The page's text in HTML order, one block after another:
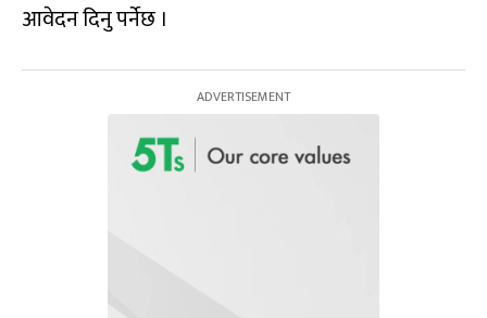
आवेदन दिनु पर्नेछ ।